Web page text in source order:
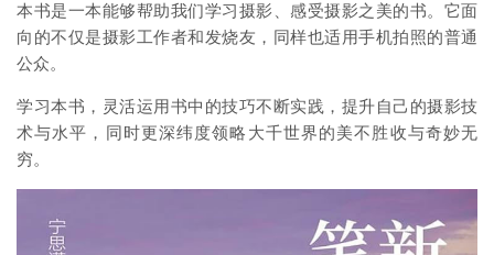
本书是一本能够帮助我们学习摄影、感受摄影之美的书。它面
向的不仅是摄影工作者和发烧友，同样也适用手机拍照的普通
公众。
学习本书，灵活运用书中的技巧不断实践，提升自己的摄影技
术与水平，同时更深纬度领略大千世界的美不胜收与奇妙无
穷。